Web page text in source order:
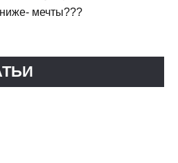
ниже- мечты???